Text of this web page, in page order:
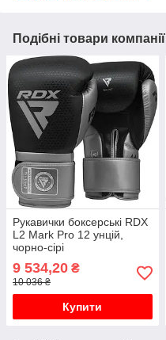
Подібні товари компанії
Рукавички боксерські RDX
L2 Mark Pro 12 унцій,
чорно-сірі
9 534,20 ₴
10 036 ₴
Купити